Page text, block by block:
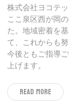
株式会社ヨコテ
ここ泉区西が岡
た。地域密着を
て、これからも
今後ともご指導
上げます。
Read More